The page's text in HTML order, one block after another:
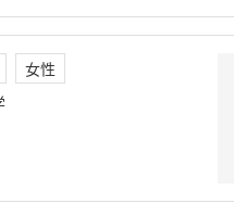
女性